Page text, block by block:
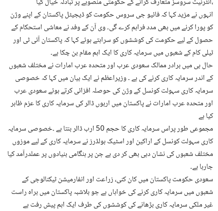
انہوں نے مزید کہا کہ فائیو جی سروس حکومت کو ڈیجیٹل پاکستان کے اپنے وژن
کو پورا کرنے میں بھی مدد فراہم کرے گی۔ وی آن کے وفد نے معاشی استحکام کے
حصول کے لیے حکومت کی کوششوں کو سراہتے ہوئے کہا کہ پاکستان آئی ٹی اور
ٹیلی کام کے شعبوں میں سرمایہ کاری کا ایک اہم مقام بن چکا ہے۔
حال ہی میں برادر ممالک سعودی عرب اور متحدہ عرب امارات نے مختلف شعبوں
کے اندر سرمایہ کاری کرنے کی ہے ۔ وزیراعظم نے ایک بیان میں کہا کہ خصوصی
سرمایہ کاری سہولت کونسل کے وژن کی حوصلہ افزائی کرتے ہوئے سعودی عرب
اور متحدہ عرب امارات نے پاکستان میں اربوں ڈالر کی سرمایہ کاری کا عزم ظاہر
کیا ہے
مجموعی طور پراس سرمایہ کاری کا حجم 50 ارب ڈالر بنتا ہے ۔خصوصی سرمایہ
کاری سہولت کونسل کے اراکین اور اسٹیک ہولڈرز نے سرمایہ کاری کے لیے موزوں
مختلف شعبوں کی نشان دہی بھی کر دی ہے جن پر ہنگامی بنیادوں پر عملدرآمد کیا
جارہا ہے۔
سعودی حکومت پاکستان میں کان کنی، زراعت اور انفارمیشن ٹیکنالوجی کے
شعبوں میں سرمایہ کاری کرنے کی خواہاں ہے جو بلاشبہ پاکستان میں براہ راست
غیر ملکی سرمایہ کاری بڑھانے کی کوششوں کی طرف ایک اہم پیش رفت ہے